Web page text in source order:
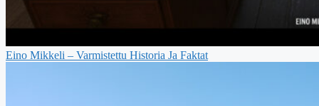
Eino Mikkeli – Varmistettu Historia Ja Faktat